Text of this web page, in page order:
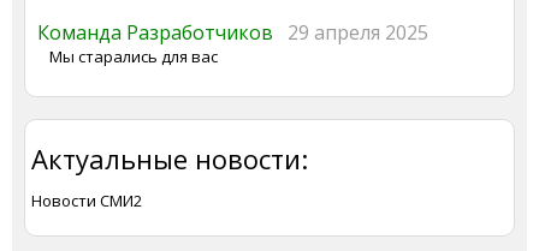
Команда Разработчиков 29 апреля 2025
Мы старались для вас
Актуальные новости:
Новости СМИ2